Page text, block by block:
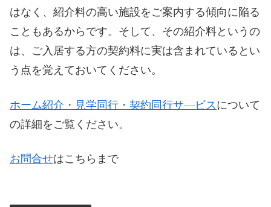
はなく、紹介料の高い施設をご案内する傾向に陥る
こともあるからです。そして、その紹介料というの
は、ご入居する方の契約料に実は含まれているとい
う点を覚えておいてください。
ホーム紹介・見学同行・契約同行サ―ビス について
の詳細をご覧ください。
お問合せはこちらまで